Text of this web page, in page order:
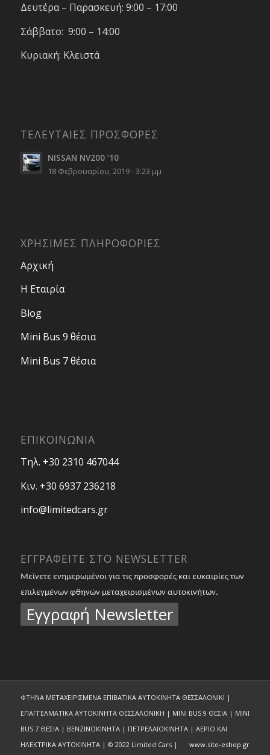
Δευτέρα – Παρασκευή: 9:00 – 17:00
Σάββατο: 9:00 – 14:00
Κυριακή: Κλειστά
ΤΕΛΕΥΤΑΙΕΣ ΠΡΟΣΦΟΡΕΣ
NISSAN NV200 ’10
18 Φεβρουαρίου, 2019 - 3:23 μμ
ΧΡΗΣΙΜΕΣ ΠΛΗΡΟΦΟΡΙΕΣ
Αρχική
Η Εταιρία
Blog
Mini Bus 9 θέσια
Mini Bus 7 θέσια
ΕΠΙΚΟΙΝΩΝΙΑ
Τηλ. +30 2310 467044
Κιν. +30 6937 236218
info@limitedcars.gr
ΕΓΓΡΑΦΕΙΤΕ ΣΤΟ NEWSLETTER
Μείνετε ενημερωμένοι για τις προσφορές και ευκαιρίες των
επιλεγμένων φθηνών μεταχειρισμένων αυτοκινήτων.
Εγγραφή Newsletter
ΦΤΗΝΑ ΜΕΤΑΧΕΙΡΙΣΜΕΝΑ ΕΠΙΒΑΤΙΚΑ ΑΥΤΟΚΙΝΗΤΑ ΘΕΣΣΑΛΟΝΙΚΙ |
ΕΠΑΓΓΕΛΜΑΤΙΚΑ ΑΥΤΟΚΙΝΗΤΑ ΘΕΣΣΑΛΟΝΙΚΗ | MINI BUS 9 ΘΕΣΙΑ | MINI
BUS 7 ΘΕΣΙΑ | ΒΕΝΖΙΝΟΚΙΝΗΤΑ | ΠΕΤΡΕΛΑΙΟΚΙΝΗΤΑ | ΑΕΡΙΟ ΚΑΙ
ΗΛΕΚΤΡΙΚΑ ΑΥΤΟΚΙΝΗΤΑ | © 2022 Limited Cars |
www.site-eshop.gr